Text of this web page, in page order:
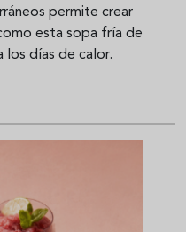
permite crear
esta sopa fría de
los días de calor.